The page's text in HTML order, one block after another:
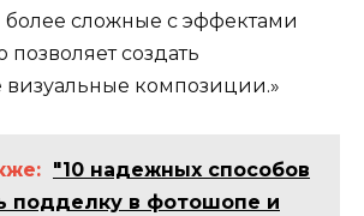
более сложные с эффектами
создать
композиции.»
"10 надежных способов
подделку в фотошопе и